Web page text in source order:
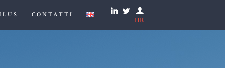
CONTATTI
HR